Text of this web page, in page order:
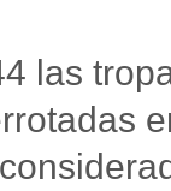
las